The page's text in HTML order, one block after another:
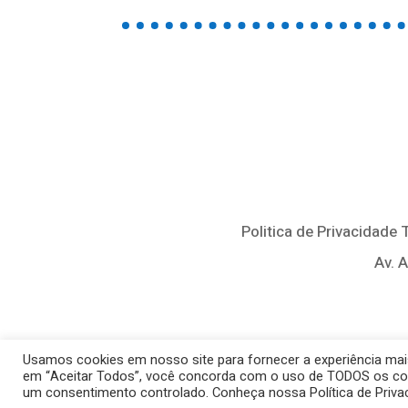
Politica de
Av.
Usamos cookies em nosso site para fornecer a experiência
em “Aceitar Todos”, você concorda com o uso de TODOS os
um consentimento controlado. Conheça nossa Política de